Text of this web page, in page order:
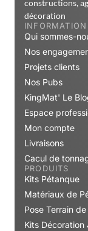
constructions,
décoration
INFORMATION
Qui sommes-
Nos
Projets clients
Nos Pubs
KingMat' Le
Espace
Mon compte
Livraisons
Cacul de
PRODUITS
Kits Pétanque
Matériaux de
Pose Terrain
Kits Décoration